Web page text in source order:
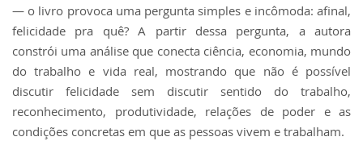
— o livro provoca uma pergunta simples e incômoda: afinal,
felicidade pra quê? A partir dessa pergunta, a autora
constrói uma análise que conecta ciência, economia, mundo
do trabalho e vida real, mostrando que não é possível
discutir felicidade sem discutir sentido do trabalho,
reconhecimento, produtividade, relações de poder e as
condições concretas em que as pessoas vivem e trabalham.